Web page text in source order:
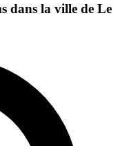
dans la ville de Le